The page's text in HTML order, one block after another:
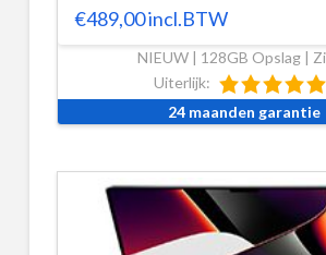
€489,00incl.BTW
NIEUW | 128GB Opslag |
Uiterlijk:
24 maanden garantie